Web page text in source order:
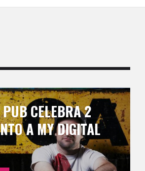
CELEBRA 2
A MY DIGITAL